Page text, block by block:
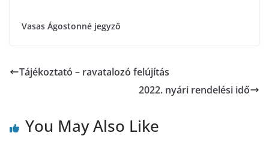
Vasas Ágostonné jegyző
Tájékoztató – ravatalozó felújítás
2022. nyári rendelési idő
You May Also Like